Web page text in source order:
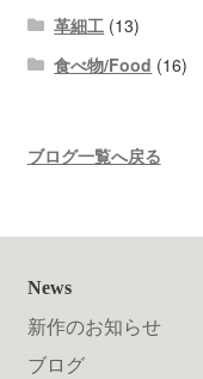
革細工 (13)
食べ物/Food (16)
ブログ一覧へ戻る
News
新作のお知らせ
ブログ